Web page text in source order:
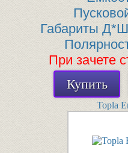
Габариты
При зачете
Купить
Topla